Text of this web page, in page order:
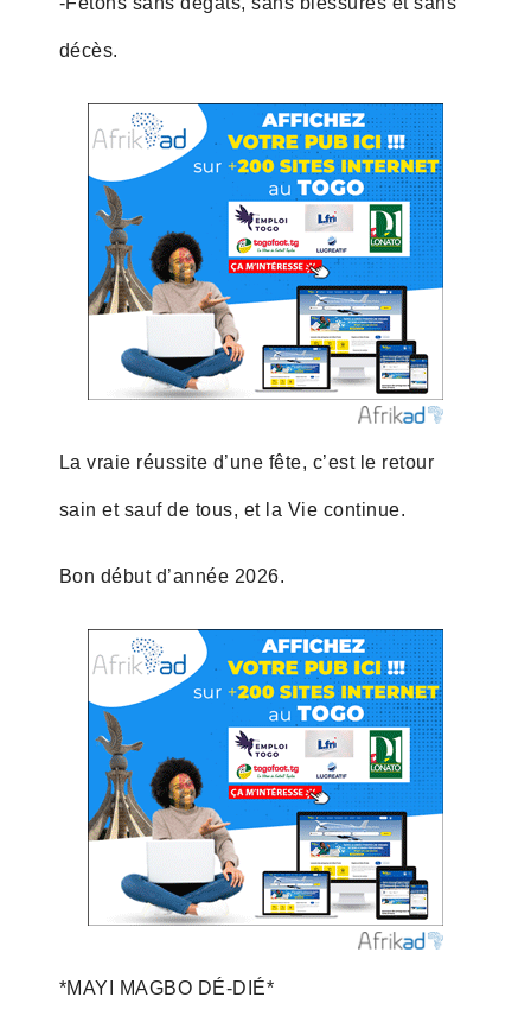
décès.
La vraie réussite d’une fête, c’est le retour
sain et sauf de tous, et la Vie continue.
Bon début d’année 2026.
*MAYI MAGBO DÉ-DIÉ*